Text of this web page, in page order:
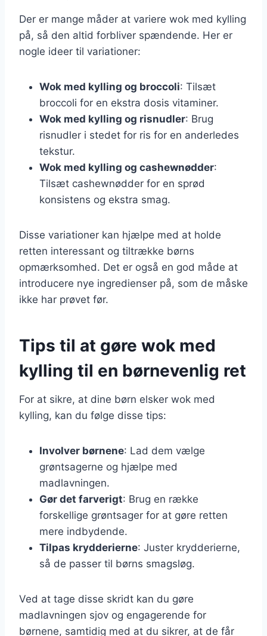
Der er mange måder at variere wok med kylling
på, så den altid forbliver spændende. Her er
nogle ideer til variationer:
Wok med kylling og broccoli: Tilsæt
broccoli for en ekstra dosis vitaminer.
Wok med kylling og risnudler: Brug
risnudler i stedet for ris for en anderledes
tekstur.
Wok med kylling og cashewnødder:
Tilsæt cashewnødder for en sprød
konsistens og ekstra smag.
Disse variationer kan hjælpe med at holde
retten interessant og tiltrække børns
opmærksomhed. Det er også en god måde at
introducere nye ingredienser på, som de måske
ikke har prøvet før.
Tips til at gøre wok med
kylling til en børnevenlig ret
For at sikre, at dine børn elsker wok med
kylling, kan du følge disse tips:
Involver børnene: Lad dem vælge
grøntsagerne og hjælpe med
madlavningen.
Gør det farverigt: Brug en række
forskellige grøntsager for at gøre retten
mere indbydende.
Tilpas krydderierne: Juster krydderierne,
så de passer til børns smagsløg.
Ved at tage disse skridt kan du gøre
madlavningen sjov og engagerende for
børnene, samtidig med at du sikrer, at de får